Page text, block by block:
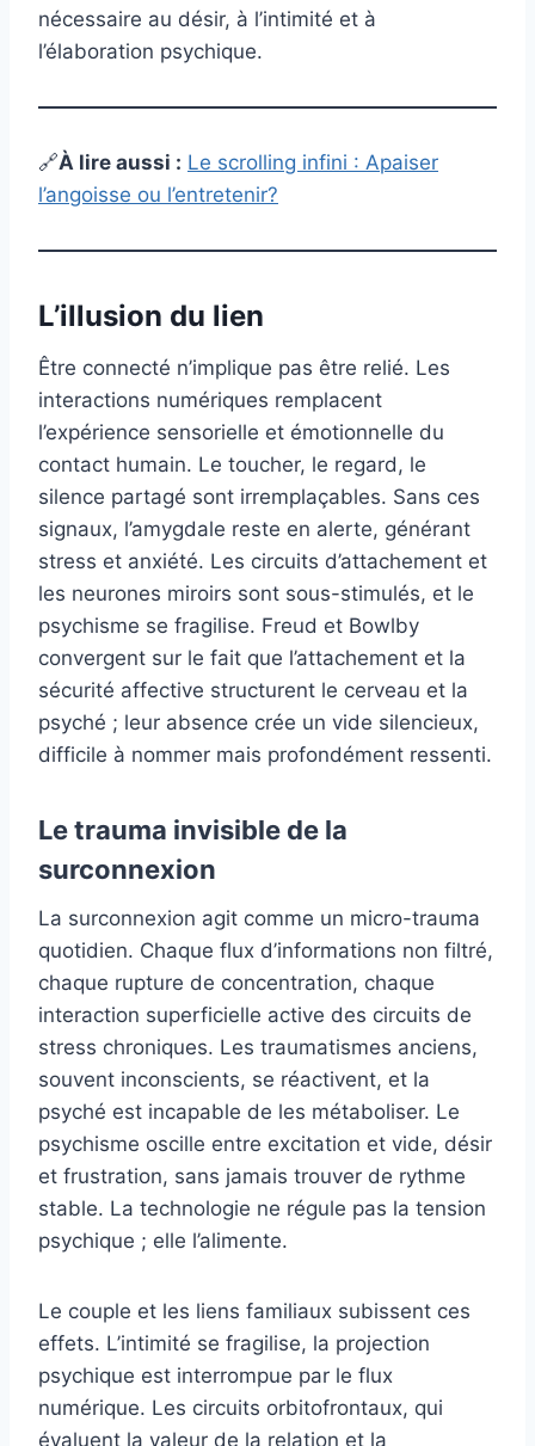
nécessaire au désir, à l’intimité et à
l’élaboration psychique.
🔗À lire aussi : Le scrolling infini : Apaiser
l’angoisse ou l’entretenir?
L’illusion du lien
Être connecté n’implique pas être relié. Les
interactions numériques remplacent
l’expérience sensorielle et émotionnelle du
contact humain. Le toucher, le regard, le
silence partagé sont irremplaçables. Sans ces
signaux, l’amygdale reste en alerte, générant
stress et anxiété. Les circuits d’attachement et
les neurones miroirs sont sous-stimulés, et le
psychisme se fragilise. Freud et Bowlby
convergent sur le fait que l’attachement et la
sécurité affective structurent le cerveau et la
psyché ; leur absence crée un vide silencieux,
difficile à nommer mais profondément ressenti.
Le trauma invisible de la
surconnexion
La surconnexion agit comme un micro-trauma
quotidien. Chaque flux d’informations non filtré,
chaque rupture de concentration, chaque
interaction superficielle active des circuits de
stress chroniques. Les traumatismes anciens,
souvent inconscients, se réactivent, et la
psyché est incapable de les métaboliser. Le
psychisme oscille entre excitation et vide, désir
et frustration, sans jamais trouver de rythme
stable. La technologie ne régule pas la tension
psychique ; elle l’alimente.
Le couple et les liens familiaux subissent ces
effets. L’intimité se fragilise, la projection
psychique est interrompue par le flux
numérique. Les circuits orbitofrontaux, qui
évaluent la valeur de la relation et la